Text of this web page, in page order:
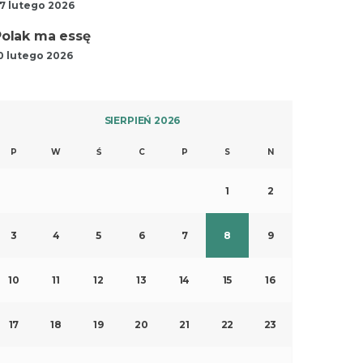
lutego 2026
ma essę
lutego 2026
SIERPIEŃ 2026
P W Ś C P S N
1 2
3 4 5 6 7 8 9
10 11 12 13 14 15 16
17 18 19 20 21 22 23